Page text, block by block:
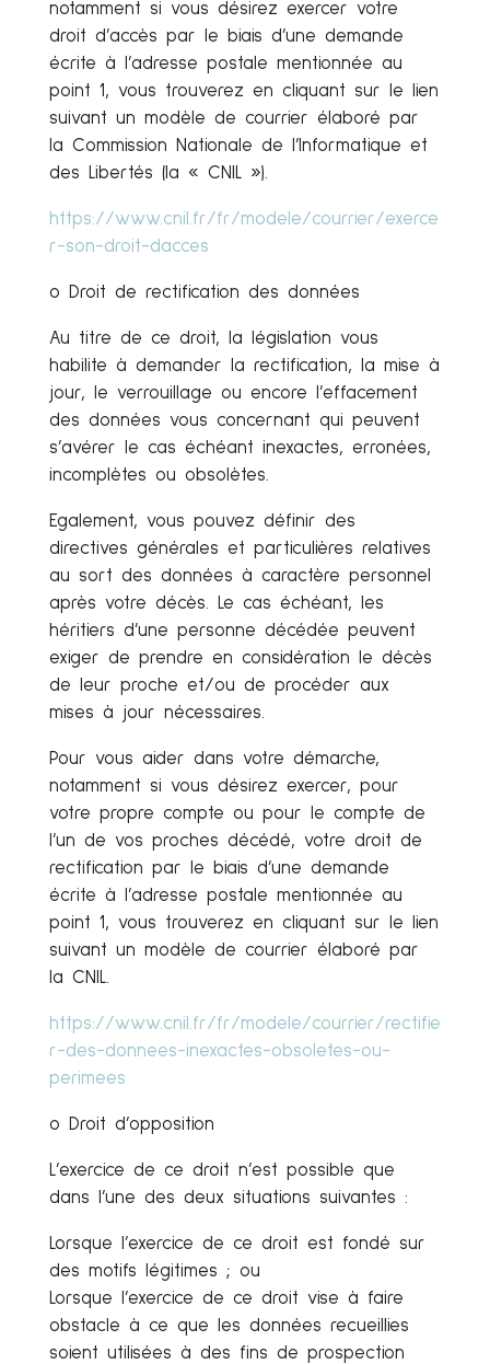
notamment si vous désirez exercer votre
droit d’accès par le biais d’une demande
écrite à l’adresse postale mentionnée au
point 1, vous trouverez en cliquant sur le lien
suivant un modèle de courrier élaboré par
la Commission Nationale de l’Informatique et
des Libertés (la « CNIL »).
https://www.cnil.fr/fr/modele/courrier/exerce
r-son-droit-dacces
o Droit de rectification des données
Au titre de ce droit, la législation vous
habilite à demander la rectification, la mise à
jour, le verrouillage ou encore l’effacement
des données vous concernant qui peuvent
s’avérer le cas échéant inexactes, erronées,
incomplètes ou obsolètes.
Egalement, vous pouvez définir des
directives générales et particulières relatives
au sort des données à caractère personnel
après votre décès. Le cas échéant, les
héritiers d’une personne décédée peuvent
exiger de prendre en considération le décès
de leur proche et/ou de procéder aux
mises à jour nécessaires.
Pour vous aider dans votre démarche,
notamment si vous désirez exercer, pour
votre propre compte ou pour le compte de
l’un de vos proches décédé, votre droit de
rectification par le biais d’une demande
écrite à l’adresse postale mentionnée au
point 1, vous trouverez en cliquant sur le lien
suivant un modèle de courrier élaboré par
la CNIL.
https://www.cnil.fr/fr/modele/courrier/rectifie
r-des-donnees-inexactes-obsoletes-ou-
perimees
o Droit d’opposition
L’exercice de ce droit n’est possible que
dans l’une des deux situations suivantes :
Lorsque l’exercice de ce droit est fondé sur
des motifs légitimes ; ou
Lorsque l’exercice de ce droit vise à faire
obstacle à ce que les données recueillies
soient utilisées à des fins de prospection